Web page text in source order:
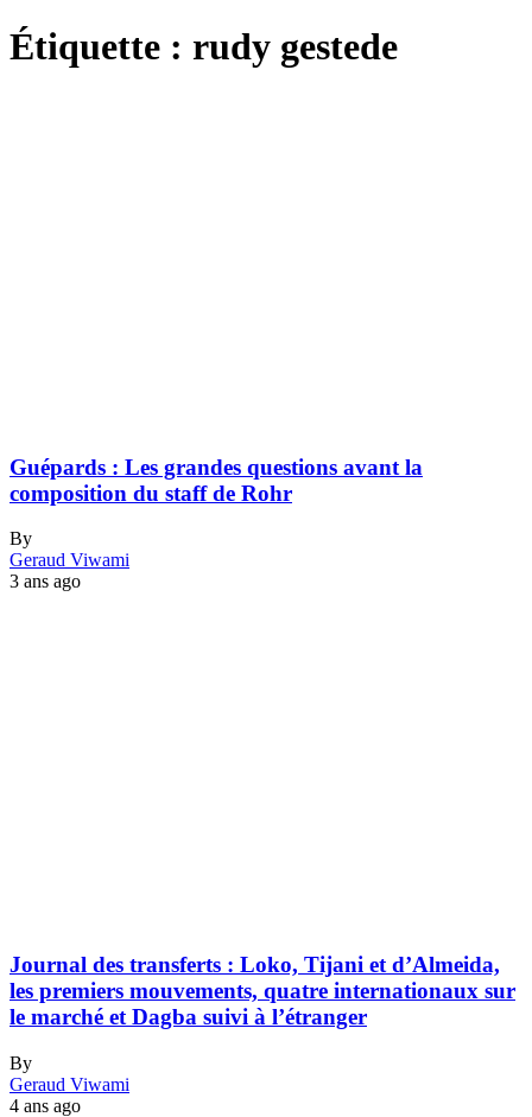
Étiquette : rudy gestede
Guépards : Les grandes questions avant la
composition du staff de Rohr
By
Geraud Viwami
3 ans ago
Journal des transferts : Loko, Tijani et d’Almeida,
les premiers mouvements, quatre internationaux sur
le marché et Dagba suivi à l’étranger
By
Geraud Viwami
4 ans ago